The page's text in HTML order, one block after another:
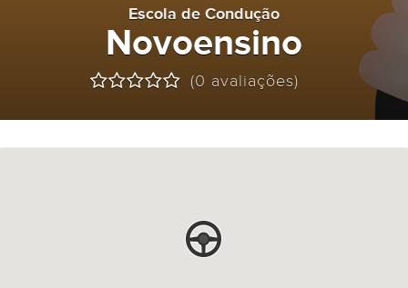
Escola de Condução
Novoensino
(0 avaliações)